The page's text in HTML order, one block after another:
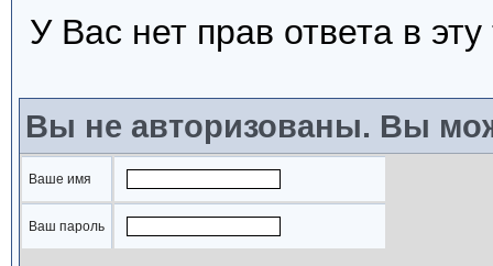
У Вас нет прав ответа в
Вы не авторизованы. Вы
Ваше имя
Ваш пароль